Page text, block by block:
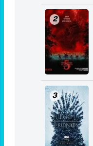
Top Series
1
2